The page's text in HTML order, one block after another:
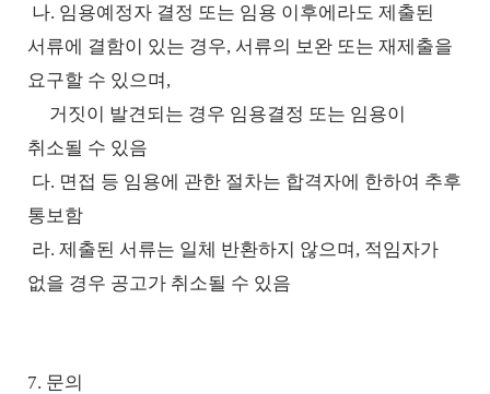
나. 임용예정자 결정 또는 임용 이후에라도 제출된
서류에 결함이 있는 경우, 서류의 보완 또는 재제출을
요구할 수 있으며 ,
거짓이 발견되는 경우 임용결정 또는 임용이
취소될 수 있음
다. 면접 등 임용에 관한 절차는 합격자에 한하여 추후
통보함
라. 제출된 서류는 일체 반환하지 않으며 , 적임자가
없을 경우 공고가 취소될 수 있음
7. 문의